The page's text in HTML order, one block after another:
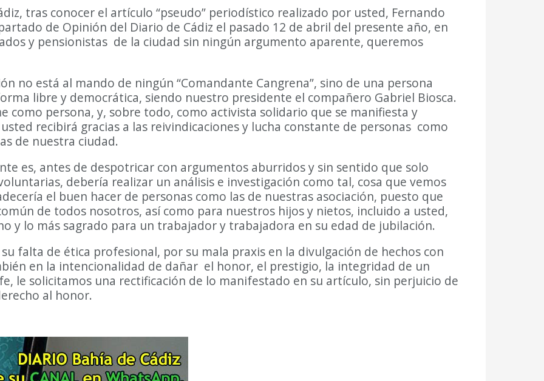
tras conocer el artículo “pseudo” periodístico realizado por usted, Fernando
de Opinión del Diario de Cádiz el pasado 12 de abril del presente año, en
y pensionistas de la ciudad sin ningún argumento aparente, queremos
no está al mando de ningún “Comandante Cangrena”, sino de una persona
libre y democrática, siendo nuestro presidente el compañero Gabriel Biosca.
como persona, y, sobre todo, como activista solidario que se manifiesta y
recibirá gracias a las reivindicaciones y lucha constante de personas como
de nuestra ciudad.
es, antes de despotricar con argumentos aburridos y sin sentido que solo
debería realizar un análisis e investigación como tal, cosa que vemos
el buen hacer de personas como las de nuestras asociación, puesto que
de todos nosotros, así como para nuestros hijos y nietos, incluido a usted,
y lo más sagrado para un trabajador y trabajadora en su edad de jubilación.
falta de ética profesional, por su mala praxis en la divulgación de hechos con
en la intencionalidad de dañar el honor, el prestigio, la integridad de un
le solicitamos una rectificación de lo manifestado en su artículo, sin perjuicio de
al honor.